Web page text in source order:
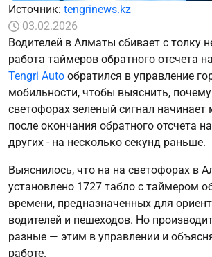
Источник: tengrinews.kz
03.02.2026
Водителей в Алматы сбивает с толку
работа таймеров обратного отсчета
Tengri Auto обратился в управление
мобильности, чтобы выяснить,
светофорах зеленый сигнал начинает
после окончания обратного отсчета
других - на несколько секунд раньше.
Выяснилось, что на на светофорах в
установлено 1727 табло с таймером
времени, предназначенных для
водителей и пешеходов. Но
разные — этим в управлении и
работе.